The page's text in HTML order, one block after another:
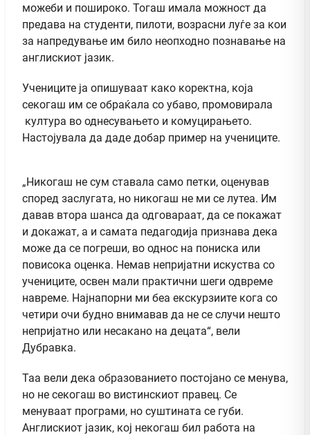
можеби и пошироко. Тогаш имала можност да
предава на студенти, пилоти, возрасни луѓе за кои
за напредување им било неопходно познавање на
англискиот јазик.
Учениците ја опишуваат како коректна, која
секогаш им се обраќала со убаво, промовирала
култура во однесувањето и комуцирањето.
Настојувала да даде добар пример на учениците.
„Никогаш не сум ставала само петки, оценував
според заслугата, но никогаш не ми се лутеа. Им
давав втора шанса да одговараат, да се покажат
и докажат, а и самата педагодија признава дека
може да се погреши, во однос на пониска или
повисока оценка. Немав непријатни искуства со
учениците, освен мали практични шеги одвреме
навреме. Најнапорни ми беа екскурзиите кога со
четири очи будно внимавав да не се случи нешто
непријатно или несакано на децата“, вели
Дубравка.
Таа вели дека образованието постојано се менува,
но не секогаш во вистинскиот правец. Се
менуваат програми, но суштината се губи.
Англискиот јазик, кој некогаш бил работа на